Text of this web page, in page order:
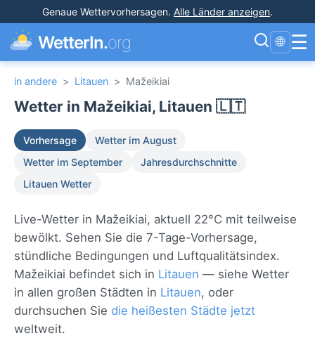
Genaue Wettervorhersagen. Alle Länder anzeigen.
WetterIn.org 🌐 ☰
in andere > Litauen > Mažeikiai
Wetter in Mažeikiai, Litauen 🇱🇹
Vorhersage
Wetter im August
Wetter im September
Jahresdurchschnitte
Litauen Wetter
Live-Wetter in Mažeikiai, aktuell 22°C mit teilweise
bewölkt. Sehen Sie die 7-Tage-Vorhersage,
stündliche Bedingungen und Luftqualitätsindex.
Mažeikiai befindet sich in Litauen — siehe Wetter
in allen großen Städten in Litauen, oder
durchsuchen Sie die heißesten Städte jetzt
weltweit.